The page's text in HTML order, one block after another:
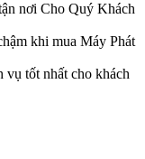
nơi Cho Quý Khách
khi mua Máy Phát
vụ tốt nhất cho khách